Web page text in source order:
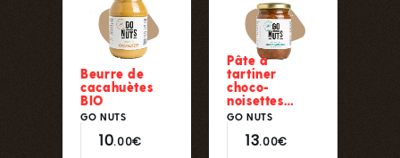
Beurre de
cacahuètes
BIO
GO NUTS
10.00€
Pâte à
tartiner
choco-
noisettes…
GO NUTS
13.00€